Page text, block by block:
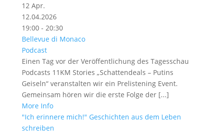
12 Apr.
12.04.2026
19:00 - 20:30
Bellevue di Monaco
Podcast
Einen Tag vor der Veröffentlichung des Tagesschau
Podcasts 11KM Stories „Schattendeals – Putins
Geiseln“ veranstalten wir ein Prelistening Event.
Gemeinsam hören wir die erste Folge der [...]
More Info
"Ich erinnere mich!" Geschichten aus dem Leben
schreiben